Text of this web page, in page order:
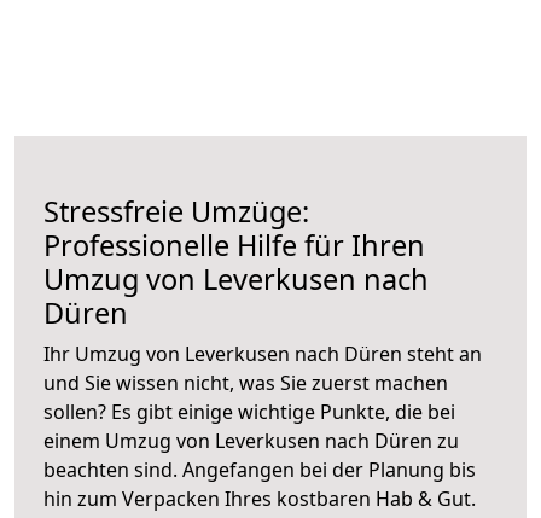
Stressfreie Umzüge:
Professionelle Hilfe für Ihren
Umzug von Leverkusen nach
Düren
Ihr Umzug von Leverkusen nach Düren steht an
und Sie wissen nicht, was Sie zuerst machen
sollen? Es gibt einige wichtige Punkte, die bei
einem Umzug von Leverkusen nach Düren zu
beachten sind. Angefangen bei der Planung bis
hin zum Verpacken Ihres kostbaren Hab & Gut.